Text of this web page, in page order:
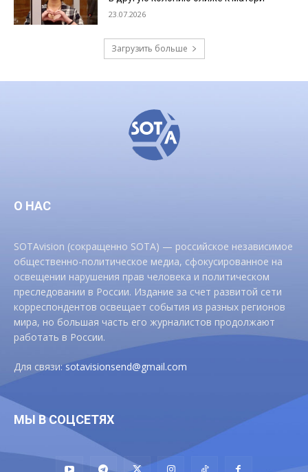
23.07.2026
Загрузить больше
О НАС
SOTAvision (сокращенно SOTA) — российское независимое
общественно-политическое медиа, сфокусированное на
освещении нарушения прав человека и политическом
преследовании в России. Издание за счет развитой сети
корреспондентов освещает события из разных регионов
мира, но большая часть его журналистов продолжают
работать в России.
Для связи:sotavisionsend@gmail.com
МЫ В СОЦСЕТЯХ